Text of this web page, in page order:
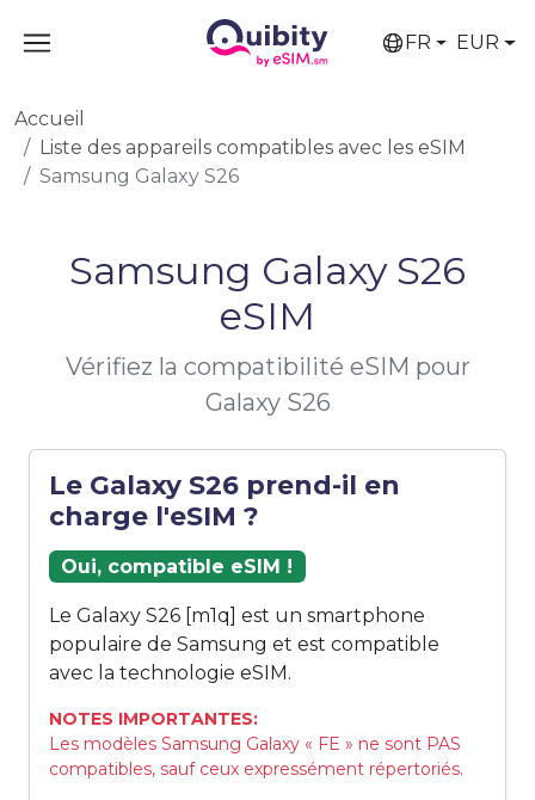
FR EUR
Accueil
Liste des appareils compatibles avec les eSIM
Samsung Galaxy S26
Samsung Galaxy S26
eSIM
Vérifiez la compatibilité eSIM pour
Galaxy S26
Le Galaxy S26 prend-il en
charge l'eSIM ?
Oui, compatible eSIM !
Le Galaxy S26 [m1q] est un smartphone
populaire de Samsung et est compatible
avec la technologie eSIM.
NOTES IMPORTANTES:
Les modèles Samsung Galaxy « FE » ne sont PAS
compatibles, sauf ceux expressément répertoriés.